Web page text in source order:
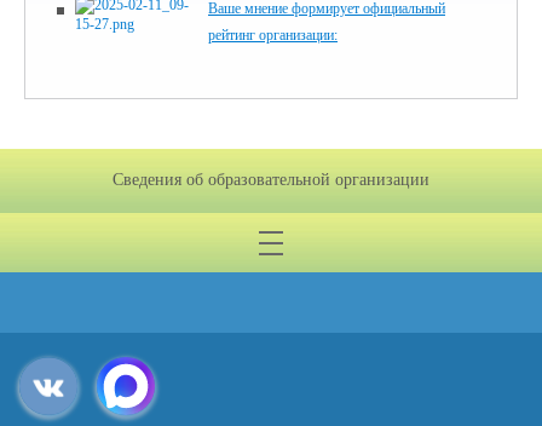
Ваше мнение формирует официальный
рейтинг организации:
Сведения об образовательной организации